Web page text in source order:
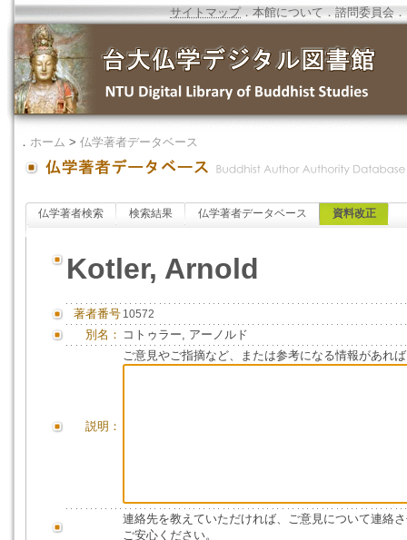
サイトマップ．本館について ．諮問委員会 ．
． ホーム > 仏学著者データベース
仏学著者検索 検索結果 仏学著者データベース 資料改正
Kotler, Arnold
著者番号 10572
別名： コトゥラー, アーノルド
説明：
ご意見やご指摘など、または参考になる情報があれ
連絡先を教えていただければ、ご意見について連絡
ご安心ください。